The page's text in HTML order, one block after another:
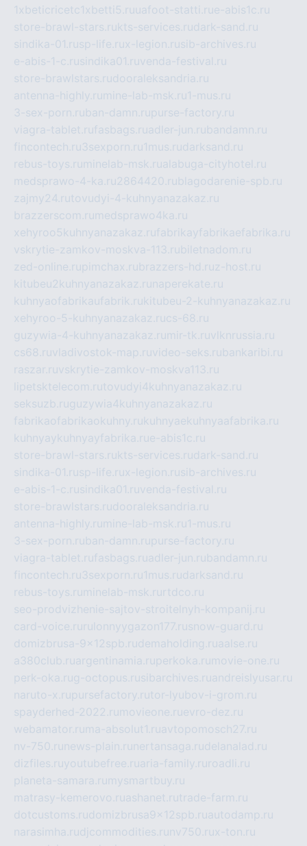
1xbeticricetc1xbetti5.ruuafoot-statti.rue-abis1c.ru
store-brawl-stars.rukts-services.rudark-sand.ru
sindika-01.rusp-life.rux-legion.rusib-archives.ru
e-abis-1-c.rusindika01.ruvenda-festival.ru
store-brawlstars.rudooraleksandria.ru
antenna-highly.ru mine-lab-msk.ru1-mus.ru
3-sex-porn.ruban-damn.rupurse-factory.ru
viagra-tablet.rufasbags.ruadler-jun.rubandamn.ru
fincontech.ru3sexporn.ru1mus.rudarksand.ru
rebus-toys.ru minelab-msk.rualabuga-cityhotel.ru
medsprawo-4-ka.ru2864420.rublagodarenie-spb.ru
zajmy24.rutovudyi-4-kuhnyanazakaz.ru
brazzerscom.ru medsprawo4ka.ru
xehyroo5kuhnyanazakaz.rufabrikayfabrikaefabrika.ru
vskrytie-zamkov-moskva-113.rubiletnadom.ru
zed-online.rupimchax.rubrazzers-hd.ruz-host.ru
kitubeu2kuhnyanazakaz.ru naperekate.ru
kuhnyaofabrikaufabrik.rukitubeu-2-kuhnyanazakaz.ru
xehyroo-5-kuhnyanazakaz.rucs-68.ru
guzywia-4-kuhnyanazakaz.ru mir-tk.ruvlknrussia.ru
cs68.ruvladivostok-map.ruvideo-seks.rubankaribi.ru
raszar.ruvskrytie-zamkov-moskva113.ru
lipetsktelecom.rutovudyi4kuhnyanazakaz.ru
seksuzb.ruguzywia4kuhnyanazakaz.ru
fabrikaofabrikaokuhny.rukuhnyaekuhnyaafabrika.ru
kuhnyaykuhnyayfabrika.rue-abis1c.ru
store-brawl-stars.rukts-services.rudark-sand.ru
sindika-01.rusp-life.rux-legion.rusib-archives.ru
e-abis-1-c.rusindika01.ruvenda-festival.ru
store-brawlstars.rudooraleksandria.ru
antenna-highly.ru mine-lab-msk.ru1-mus.ru
3-sex-porn.ruban-damn.rupurse-factory.ru
viagra-tablet.rufasbags.ruadler-jun.rubandamn.ru
fincontech.ru3sexporn.ru1mus.rudarksand.ru
rebus-toys.ru minelab-msk.ru rtdco.ru
seo-prodvizhenie-sajtov-stroitelnyh-kompanij.ru
card-voice.ru rulonnyygazon177.rusnow-guard.ru
domizbrusa-9x12spb.rudemaholding.ruaalse.ru
a380club.ruargentinamia.ruperkoka.ru movie-one.ru
perk-oka.rug-octopus.rusibarchives.ruandreislyusar.ru
naruto-x.rupursefactory.rutor-lyubov-i-grom.ru
spayderhed-2022.ru movieone.ruevro-dez.ru
webamator.ru ma-absolut1.ruavtopomosch27.ru
nv-750.ru news-plain.ru nertansaga.rudelanalad.ru
dizfiles.ruyoutubefree.ruaria-family.ru roadli.ru
planeta-samara.ru mysmartbuy.ru
matrasy-kemerovo.ruashanet.rutrade-farm.ru
dotcustoms.rudomizbrusa9x12spb.ruautodamp.ru
narasimha.rudjcommodities.ru nv750.rux-ton.ru